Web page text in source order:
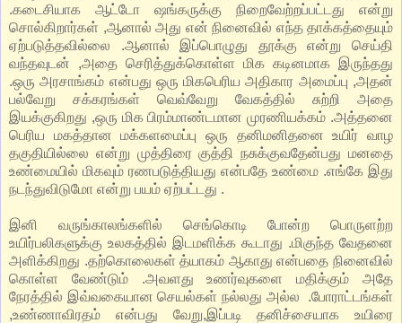
.கடைசியாக ஆட்டோ ஷங்கருக்கு நிறைவேற்றப்பட்டது என்று
சொல்கிறார்கள் ,ஆனால் அது என் நினைவில் எந்த தாக்கத்தையும்
ஏற்படுத்தவில்லை .ஆனால் இப்பொழுது தூக்கு என்று செய்தி
வந்தவுடன் ,அதை செரித்துக்கொள்ள மிக கடினமாக இருந்தது
.ஒரு அரசாங்கம் என்பது ஒரு மிகபெரிய அதிகார அமைப்பு ,அதன்
பல்வேறு சக்கரங்கள் வெவ்வேறு வேகத்தில் சுற்றி அதை
இயக்குகிறது ,ஒரு மிக பிரம்மாண்டமான முரணியக்கம் .அத்தனை
பெரிய மகத்தான மக்களமைப்பு ஒரு தனிமனிதனை உயிர் வாழ
தகுதியில்லை என்று முத்திரை குத்தி நசுக்குவதேன்பது மனதை
உண்மையில் மிகவும் ரணபடுத்தியது என்பதே உண்மை .எங்கே இது
நடந்துவிடுமோ என்று பயம் ஏற்பட்டது .
இனி வருங்காலங்களில் செங்கொடி போன்ற பொருளற்ற
உயிர்பலிகளுக்கு உலகத்தில் இடமளிக்க கூடாது .மிகுந்த வேதனை
அளிக்கிறது .தற்கொலைகள் த்யாகம் ஆகாது என்பதை நினைவில்
கொள்ள வேண்டும் .அவளது உணர்வுகளை மதிக்கும் அதே
நேரத்தில் இவ்வகையான செயல்கள் நல்லது அல்ல .போராட்டங்கள்
,உண்ணாவிரதம் என்பது வேறு,இப்படி தனிச்சையாக உயிரை